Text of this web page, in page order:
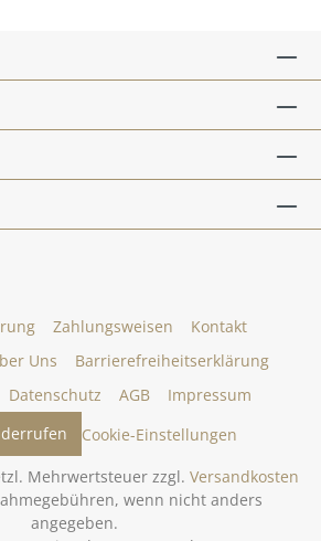
Zahlungsweisen
Kontakt
Uns
Barrierefreiheitserklärung
Datenschutz AGB
Impressum
Cookie-Einstellungen
Mehrwertsteuer zzgl. Versandkosten
wenn nicht anders
angegeben.